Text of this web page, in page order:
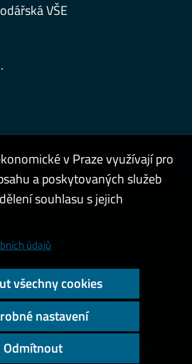
VŠE
údajů
škola ekonomická v Praze
v Praze využívají pro
a poskytovaných služeb
souhlasu s jejich
údajů
všechny cookies
nastavení
Odmítnout